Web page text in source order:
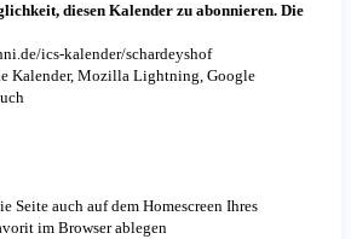
diesen Kalender zu abonnieren. Die
ics-kalender/schardeyshof
Kalender, Mozilla Lightning, Google
Seite auch auf dem Homescreen Ihres
im Browser ablegen